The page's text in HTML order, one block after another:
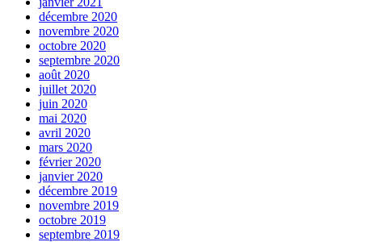
décembre 2020
novembre 2020
octobre 2020
septembre 2020
août 2020
juillet 2020
juin 2020
mai 2020
avril 2020
mars 2020
février 2020
janvier 2020
décembre 2019
novembre 2019
octobre 2019
septembre 2019